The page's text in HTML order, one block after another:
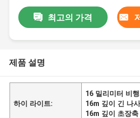
최고의 가격
제품 설명
하이 라이트:
16 밀리미터 비
16m 깊이 긴 나
16m 깊이 초장